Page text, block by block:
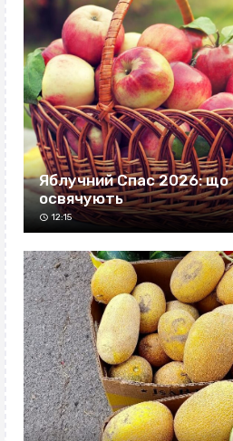
Яблучний Спас 2026: що
освячують
12:15